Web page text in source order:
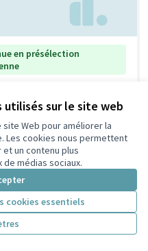
utilisés sur le site web
Web pour améliorer la
Les cookies nous permettent
un contenu plus
médias sociaux.
cookies essentiels
en présélection
retenue en présélection